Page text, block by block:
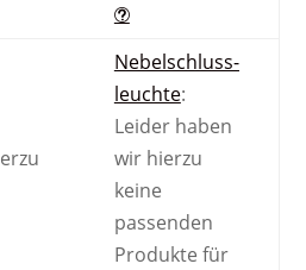
Nebel­schluss­
leuchte:
Leider haben
wir hierzu
keine
passenden
Produkte für